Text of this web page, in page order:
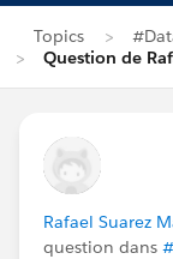
Topics
Question de
Rafael Suarez
question dans